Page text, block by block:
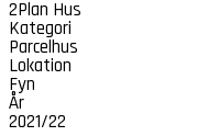
2Plan Hus
Kategori
Parcelhus
Lokation
Fyn
År
2021/22